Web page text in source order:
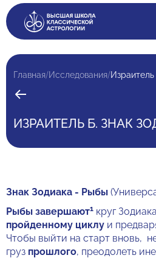
Главная/Исследования/
ИЗРАИТЕЛЬ Б. ЗНАК
Знак Зодиака - Рыбы
Рыбы завершают1 круг Зодиака
пройденному циклу и
Чтобы выйти на старт вновь,
груз прошлого, преодолеть